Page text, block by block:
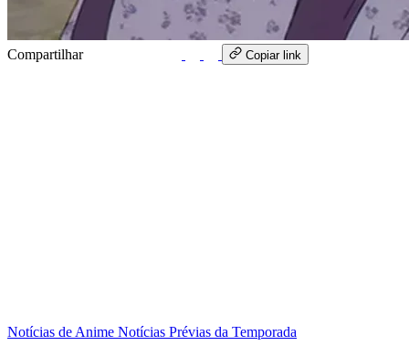
Compartilhar Copiar link
Notícias de Anime Notícias Prévias da Temporada